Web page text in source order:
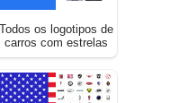
Todos os logotipos de
carros com estrelas